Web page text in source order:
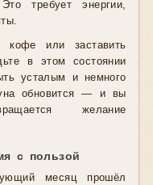
требует энергии,
кофе или заставить
в этом состоянии
усталым и немного
обновится — и вы
желание
с пользой
месяц прошёл